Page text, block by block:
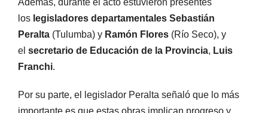
Además, durante el acto estuvieron presentes
los legisladores departamentales Sebastián
Peralta (Tulumba) y Ramón Flores (Río Seco), y
el secretario de Educación de la Provincia, Luis
Franchi.
Por su parte, el legislador Peralta señaló que lo más